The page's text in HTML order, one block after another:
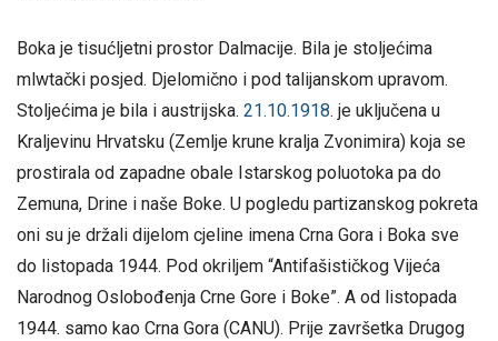
Boka je tisućljetni prostor Dalmacije. Bila je stoljećima
mlwtački posjed. Djelomično i pod talijanskom upravom.
Stoljećima je bila i austrijska. 21.10.1918. je uključena u
Kraljevinu Hrvatsku (Zemlje krune kralja Zvonimira) koja se
prostirala od zapadne obale Istarskog poluotoka pa do
Zemuna, Drine i naše Boke. U pogledu partizanskog pokreta
oni su je držali dijelom cjeline imena Crna Gora i Boka sve
do listopada 1944. Pod okriljem “Antifašističkog Vijeća
Narodnog Oslobođenja Crne Gore i Boke”. A od listopada
1944. samo kao Crna Gora (CANU). Prije završetka Drugog